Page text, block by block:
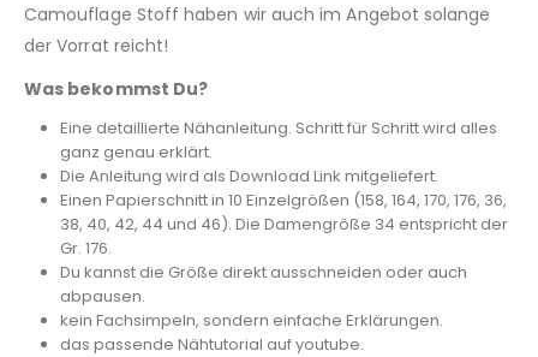
Camouflage Stoff haben wir auch im Angebot solange
der Vorrat reicht!
Was bekommst Du?
Eine detaillierte Nähanleitung. Schritt für Schritt wird alles
ganz genau erklärt.
Die Anleitung wird als Download Link mitgeliefert.
Einen Papierschnitt in 10 Einzelgrößen (158, 164, 170, 176, 36,
38, 40, 42, 44 und 46). Die Damengröße 34 entspricht der
Gr. 176.
Du kannst die Größe direkt ausschneiden oder auch
abpausen.
kein Fachsimpeln, sondern einfache Erklärungen.
das passende Nähtutorial auf youtube.